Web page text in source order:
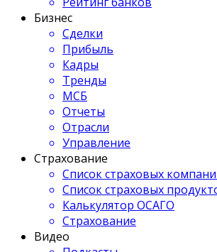
Бизнес
Сделки
Прибыль
Кадры
Тренды
МСБ
Отчеты
Отрасли
Управление
Страхование
Список страховых
Список страховых
Калькулятор ОСАГО
Страхование
Видео